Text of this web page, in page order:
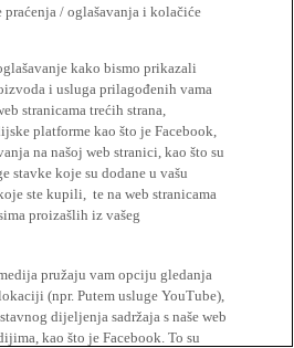
/ oglašavanja i kolačiće
kako bismo prikazali
i usluga prilagođenih vama
stranicama trećih strana,
platforme kao što je Facebook,
na našoj web stranici, kao što su
stavke koje su dodane u vašu
ste kupili, te na web stranicama
proizašlih iz vašeg
pružaju vam opciju gledanja
(npr. Putem usluge YouTube),
dijeljenja sadržaja s naše web
kao što je Facebook. To su